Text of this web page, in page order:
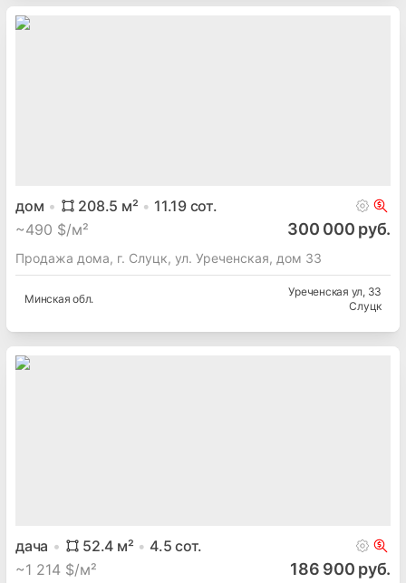
дом 208.5 м² 11.19сот.
~490 $/м² 300 000 руб.
Продажа дома, г. Слуцк, ул. Уреченская, дом 33
Минская обл.
Уреченская ул, 33
Слуцк
дача 52.4 м² 4.5 сот.
~1 214 $/м² 186 900 руб.